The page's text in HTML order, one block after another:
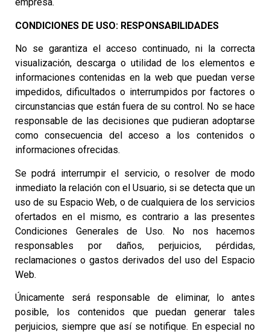
empresa.
CONDICIONES DE USO: RESPONSABILIDADES
No se garantiza el acceso continuado, ni la correcta
visualización, descarga o utilidad de los elementos e
informaciones contenidas en la web que puedan verse
impedidos, dificultados o interrumpidos por factores o
circunstancias que están fuera de su control. No se hace
responsable de las decisiones que pudieran adoptarse
como consecuencia del acceso a los contenidos o
informaciones ofrecidas.
Se podrá interrumpir el servicio, o resolver de modo
inmediato la relación con el Usuario, si se detecta que un
uso de su Espacio Web, o de cualquiera de los servicios
ofertados en el mismo, es contrario a las presentes
Condiciones Generales de Uso. No nos hacemos
responsables por daños, perjuicios, pérdidas,
reclamaciones o gastos derivados del uso del Espacio
Web.
Únicamente será responsable de eliminar, lo antes
posible, los contenidos que puedan generar tales
perjuicios, siempre que así se notifique. En especial no